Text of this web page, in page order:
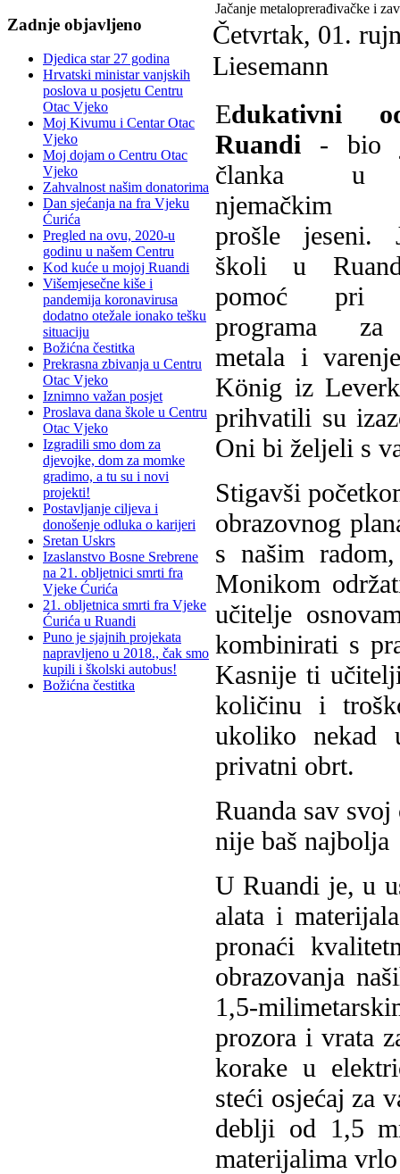
Zadnje objavljeno
Djedica star 27 godina
Hrvatski ministar vanjskih
poslova u posjetu Centru
Otac Vjeko
Moj Kivumu i Centar Otac
Vjeko
Moj dojam o Centru Otac
Vjeko
Zahvalnost našim donatorima
Dan sjećanja na fra Vjeku
Ćurića
Pregled na ovu, 2020-u
godinu u našem Centru
Kod kuće u mojoj Ruandi
Višemjesečne kiše i
pandemija koronavirusa
dodatno otežale ionako tešku
situaciju
Božićna čestitka
Prekrasna zbivanja u Centru
Otac Vjeko
Iznimno važan posjet
Proslava dana škole u Centru
Otac Vjeko
Izgradili smo dom za
djevojke, dom za momke
gradimo, a tu su i novi
projekti!
Postavljanje ciljeva i
donošenje odluka o karijeri
Sretan Uskrs
Izaslanstvo Bosne Srebrene
na 21. obljetnici smrti fra
Vjeke Ćurića
21. obljetnica smrti fra Vjeke
Ćurića u Ruandi
Puno je sjajnih projekata
napravljeno u 2018., čak smo
kupili i školski autobus!
Božićna čestitka
Jačanje metaloprerađivačke i
Četvrtak, 01.
Liesemann
Edukativni
Ruandi - bio
članka u
njemačkim
prošle jeseni.
školi u
pomoć pri
programa za
metala i
König iz
prihvatili su
Oni bi željeli s
Stigavši
obrazovnog
s našim
Monikom
učitelje
kombinirati s
Kasnije ti
količinu i
ukoliko nekad
privatni obrt.
Ruanda sav
nije baš najbolja
U Ruandi je, u
alata i
pronaći
obrazovanja
1,5-
prozora i vrata
korake u
steći osjećaj za
deblji od 1,5
materijalima